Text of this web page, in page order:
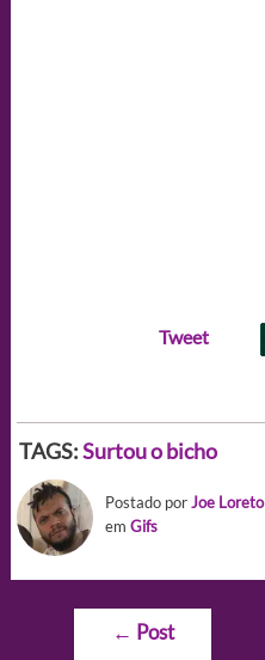
Tweet
TAGS:Surtou o bicho
Postado porJoe Loreto
em Gifs
Navegação
← Post